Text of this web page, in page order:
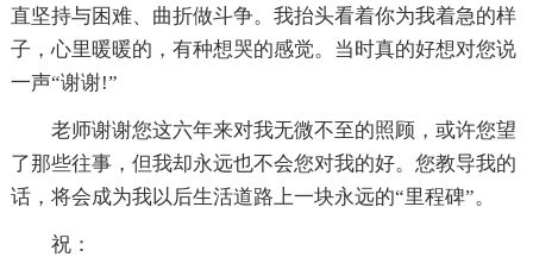
直坚持与困难、曲折做斗争。我抬头看着你为我着急的样
子，心里暖暖的，有种想哭的感觉。当时真的好想对您说
一声“谢谢!”
老师谢谢您这六年来对我无微不至的照顾，或许您望
了那些往事，但我却永远也不会您对我的好。您教导我的
话，将会成为我以后生活道路上一块永远的“里程碑”。
祝：